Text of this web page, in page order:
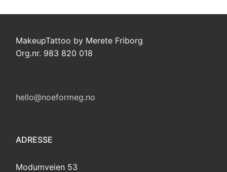
MakeupTattoo by Merete Friborg
Org.nr. 983 820 018
hello@noeformeg.no
ADRESSE
Modumveien 53